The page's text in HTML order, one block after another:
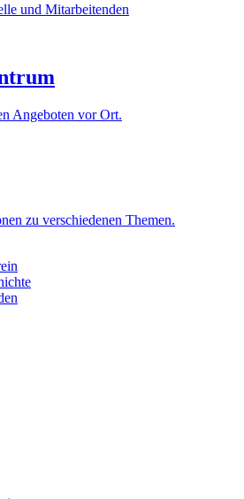
und Mitarbeitenden
Angeboten vor Ort.
zu verschiedenen Themen.